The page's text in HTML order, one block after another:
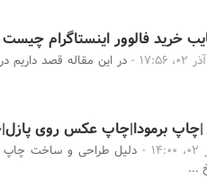
خرید فالوور اینستاگرام
در این مقاله قصد داریم
عکس روی پازل|چاپ پازل 1000تکه|چاپ
دلیل طراحی و ساخت چاپ
...